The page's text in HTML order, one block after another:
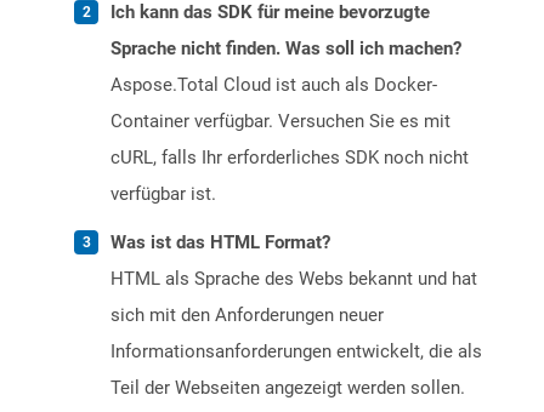
Ich kann das SDK für meine bevorzugte
Sprache nicht finden. Was soll ich machen?
Aspose.Total Cloud ist auch als Docker-
Container verfügbar. Versuchen Sie es mit
cURL, falls Ihr erforderliches SDK noch nicht
verfügbar ist.
Was ist das HTML Format?
HTML als Sprache des Webs bekannt und hat
sich mit den Anforderungen neuer
Informationsanforderungen entwickelt, die als
Teil der Webseiten angezeigt werden sollen.